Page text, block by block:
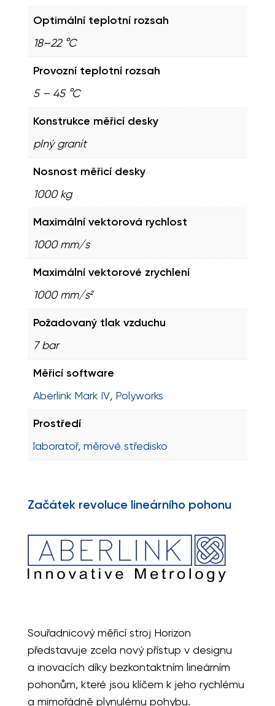
Optimální teplotní rozsah
18–22 °C
Provozní teplotní rozsah
5 – 45 °C
Konstrukce měřicí desky
plný granit
Nosnost měřicí desky
1000 kg
Maximální vektorová rychlost
1000 mm/s
Maximální vektorové zrychlení
1000 mm/s²
Požadovaný tlak vzduchu
7 bar
Měřicí software
Aberlink Mark IV, Polyworks
Prostředí
laboratoř, měrové středisko
Začátek revoluce lineárního pohonu
Souřadnicový měřicí stroj Horizon
představuje zcela nový přístup v designu
a inovacích díky bezkontaktním lineárním
pohonům, které jsou klíčem k jeho rychlému
a mimořádně plynulému pohybu.